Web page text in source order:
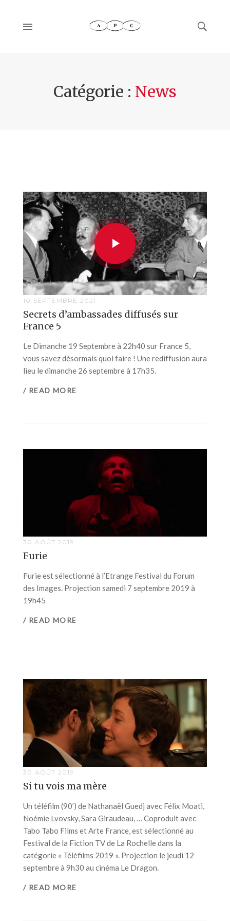
Catégorie : News
10 SEPTEMBRE 2021
Secrets d’ambassades diffusés sur
France 5
Le Dimanche 19 Septembre à 22h40 sur France 5,
vous savez désormais quoi faire ! Une rediffusion aura
lieu le dimanche 26 septembre à 17h35.
/ READ MORE
30 AOÛT 2019
Furie
Furie est sélectionné à l’Etrange Festival du Forum
des Images. Projection samedi 7 septembre 2019 à
19h45
/ READ MORE
30 AOÛT 2019
Si tu vois ma mère
Un téléfilm (90’) de Nathanaël Guedj avec Félix Moati,
Noémie Lvovsky, Sara Giraudeau, … Coproduit avec
Tabo Tabo Films et Arte France, est sélectionné au
Festival de la Fiction TV de La Rochelle dans la
catégorie « Téléfilms 2019 ». Projection le jeudi 12
septembre à 9h30 au cinéma Le Dragon.
/ READ MORE